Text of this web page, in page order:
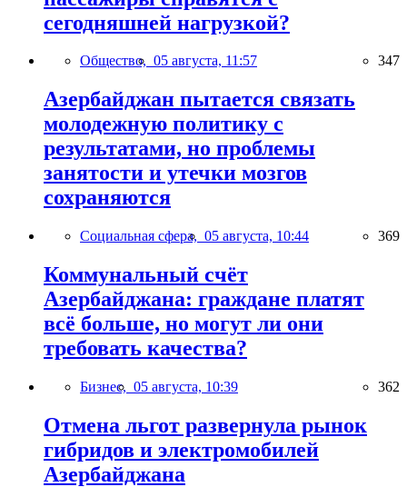
сегодняшней нагрузкой?
Общество, 05 августа, 11:57 347
Азербайджан пытается связать
молодежную политику с
результатами, но проблемы
занятости и утечки мозгов
сохраняются
Социальная сфера, 05 августа, 10:44 369
Коммунальный счёт
Азербайджана: граждане платят
всё больше, но могут ли они
требовать качества?
Бизнес, 05 августа, 10:39 362
Отмена льгот развернула рынок
гибридов и электромобилей
Азербайджана